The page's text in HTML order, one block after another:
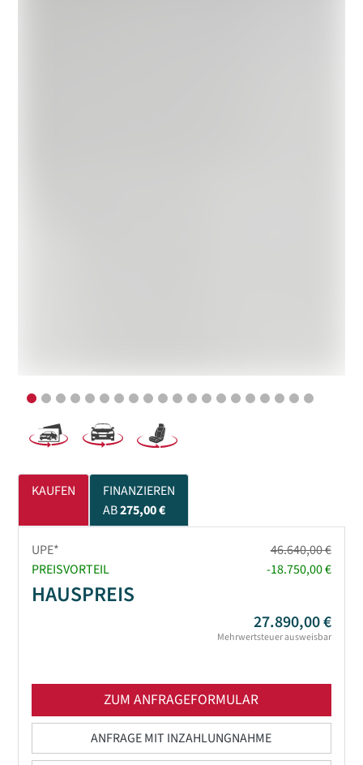
KAUFEN
FINANZIEREN
AB275,00 €
UPE*
46.640,00 €
PREISVORTEIL
-18.750,00 €
HAUSPREIS
27.890,00 €
Mehrwertsteuer ausweisbar
ZUM ANFRAGEFORMULAR
ANFRAGE MIT INZAHLUNGNAHME